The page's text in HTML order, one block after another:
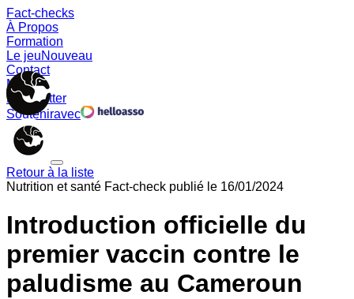
Fact-checks
À Propos
Formation
Le jeuNouveau
Contact
Memes
Newsletter
Souteniravec
Retour à la liste
Nutrition et santé Fact-check publié le 16/01/2024
Introduction officielle du
premier vaccin contre le
paludisme au Cameroun